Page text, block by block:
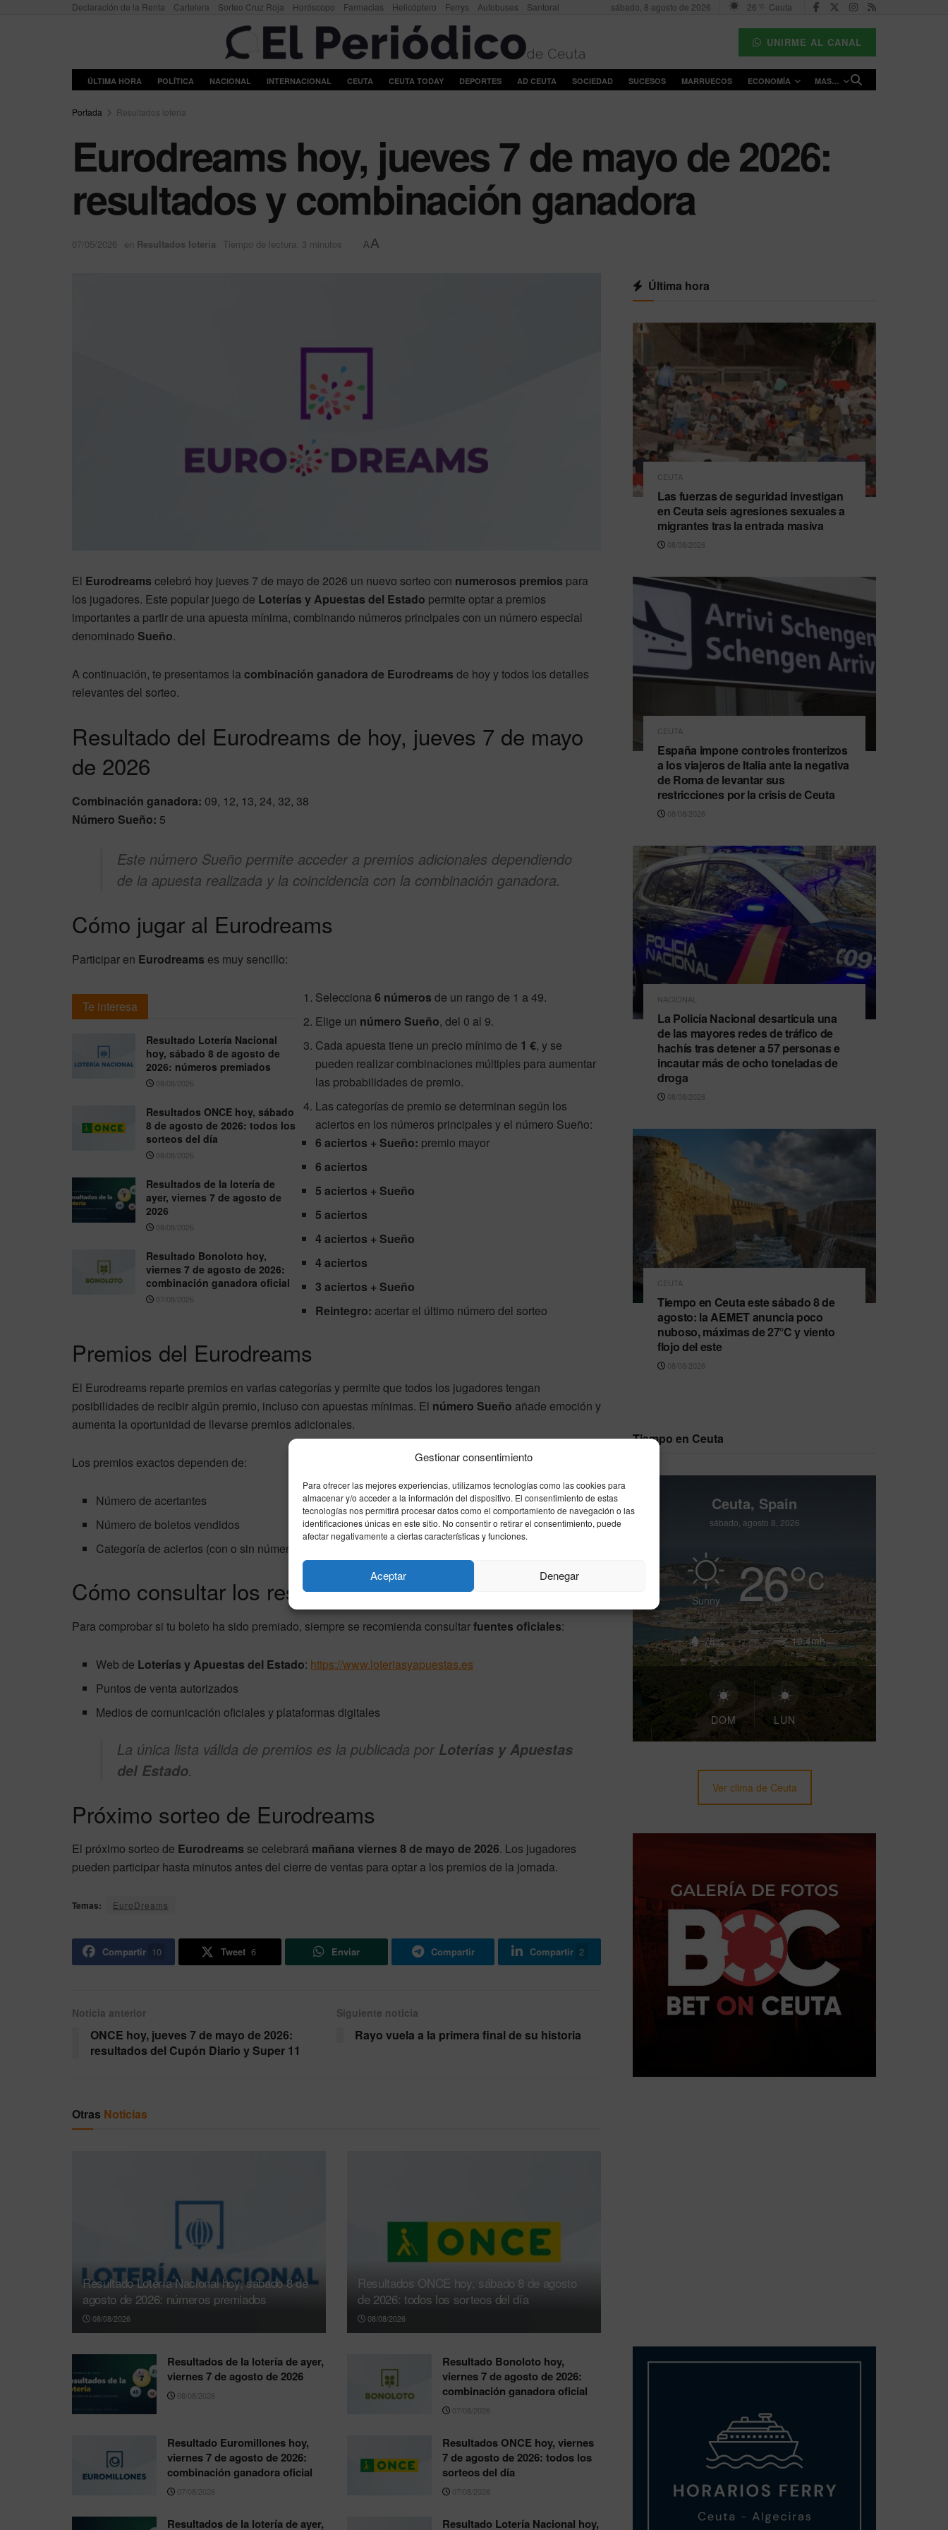
Gestionar consentimiento
Para ofrecer las mejores experiencias, utilizamos tecnologías como las cookies para
almacenar y/o acceder a la información del dispositivo. El consentimiento de estas
tecnologías nos permitirá procesar datos como el comportamiento de navegación o las
identificaciones únicas en este sitio. No consentir o retirar el consentimiento, puede
afectar negativamente a ciertas características y funciones.
Aceptar Denegar
Declaración de la Renta Cartelera Sorteo Cruz Roja Horóscopo Farmacias Helicóptero Ferrys Autobuses Santoral sábado, 8 agosto de 2026 26 °C Ceuta
UNIRME AL CANAL
ÚLTIMA HORA POLÍTICA NACIONAL INTERNACIONAL CEUTA CEUTA TODAY DEPORTES AD CEUTA SOCIEDAD SUCESOS MARRUECOS ECONOMÍA MAS…
Portada Resultados loteria
Eurodreams hoy, jueves 7 de mayo de 2026:
resultados y combinación ganadora
07/05/2026 en Resultados loteria Tiempo de lectura: 3 minutos AA
El Eurodreams celebró hoy jueves 7 de mayo de 2026 un nuevo sorteo con numerosos premios para
los jugadores. Este popular juego de Loterías y Apuestas del Estado permite optar a premios
importantes a partir de una apuesta mínima, combinando números principales con un número especial
denominado Sueño.
A continuación, te presentamos lacombinación ganadora de Eurodreams de hoy y todos los detalles
relevantes del sorteo.
Resultado del Eurodreams de hoy, jueves 7 de mayo
de 2026
Combinación ganadora: 09, 12, 13, 24, 32, 38
Número Sueño: 5
Este número Sueño permite acceder a premios adicionales dependiendo
de la apuesta realizada y la coincidencia con la combinación ganadora.
Cómo jugar al Eurodreams
Participar en Eurodreams es muy sencillo:
Te interesa
Resultado Lotería Nacional
hoy, sábado 8 de agosto de
2026: números premiados
08/08/2026
Resultados ONCE hoy, sábado
8 de agosto de 2026: todos los
sorteos del día
08/08/2026
Resultados de la lotería de
ayer, viernes 7 de agosto de
2026
08/08/2026
Resultado Bonoloto hoy,
viernes 7 de agosto de 2026:
combinación ganadora oficial
07/08/2026
Selecciona 6 números de un rango de 1 a 49.
Elige un número Sueño, del 0 al 9.
Cada apuesta tiene un precio mínimo de 1 €, y se
pueden realizar combinaciones múltiples para aumentar
las probabilidades de premio.
Las categorías de premio se determinan según los
aciertos en los números principales y el número Sueño:
6 aciertos + Sueño: premio mayor
6 aciertos
5 aciertos + Sueño
5 aciertos
4 aciertos + Sueño
4 aciertos
3 aciertos + Sueño
Reintegro: acertar el último número del sorteo
Premios del Eurodreams
El Eurodreams reparte premios en varias categorías y permite que todos los jugadores tengan
posibilidades de recibir algún premio, incluso con apuestas mínimas. El número Sueño añade emoción y
aumenta la oportunidad de llevarse premios adicionales.
Los premios exactos dependen de:
Número de acertantes
Número de boletos vendidos
Categoría de aciertos (con o sin número Sueño)
Cómo consultar los resultados oficiales
Para comprobar si tu boleto ha sido premiado, siempre se recomienda consultarfuentes oficiales:
Web de Loterías y Apuestas del Estado: https://www.loteriasyapuestas.es
Puntos de venta autorizados
Medios de comunicación oficiales y plataformas digitales
La única lista válida de premios es la publicada por Loterías y Apuestas
del Estado.
Próximo sorteo de Eurodreams
El próximo sorteo de Eurodreams se celebrará mañana viernes 8 de mayo de 2026. Los jugadores
pueden participar hasta minutos antes del cierre de ventas para optar a los premios de la jornada.
Temas: EuroDreams
Compartir 10 Tweet 6 Enviar Compartir Compartir 2
Noticia anterior
ONCE hoy, jueves 7 de mayo de 2026:
resultados del Cupón Diario y Super 11
Siguiente noticia
Rayo vuela a la primera final de su historia
Otras Noticias
Resultado Lotería Nacional hoy, sábado 8 de
agosto de 2026: números premiados
08/08/2026
Resultados ONCE hoy, sábado 8 de agosto
de 2026: todos los sorteos del día
08/08/2026
Resultados de la lotería de ayer,
viernes 7 de agosto de 2026
08/08/2026
Resultado Bonoloto hoy,
viernes 7 de agosto de 2026:
combinación ganadora oficial
07/08/2026
Resultado Euromillones hoy,
viernes 7 de agosto de 2026:
combinación ganadora oficial
07/08/2026
Resultados ONCE hoy, viernes
7 de agosto de 2026: todos los
sorteos del día
07/08/2026
Resultados de la lotería de ayer, Resultado Lotería Nacional hoy,
Última hora
CEUTA
Las fuerzas de seguridad investigan
en Ceuta seis agresiones sexuales a
migrantes tras la entrada masiva
08/08/2026
CEUTA
España impone controles fronterizos
a los viajeros de Italia ante la negativa
de Roma de levantar sus
restricciones por la crisis de Ceuta
08/08/2026
NACIONAL
La Policía Nacional desarticula una
de las mayores redes de tráfico de
hachís tras detener a 57 personas e
incautar más de ocho toneladas de
droga
08/08/2026
CEUTA
Tiempo en Ceuta este sábado 8 de
agosto: la AEMET anuncia poco
nuboso, máximas de 27°C y viento
flojo del este
08/08/2026
Tiempo en Ceuta
Ceuta, Spain
sábado, agosto 8, 2026
Sunny 26°C
78% 10.4mh
DOM LUN
Ver clima de Ceuta